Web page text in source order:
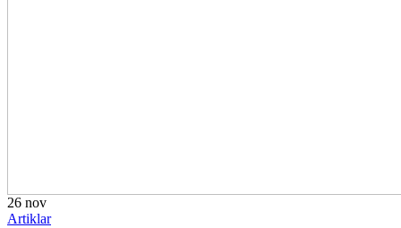
26 nov
Artiklar